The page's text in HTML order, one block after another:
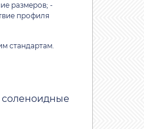
размеров; -
профиля
стандартам.
соленоидные